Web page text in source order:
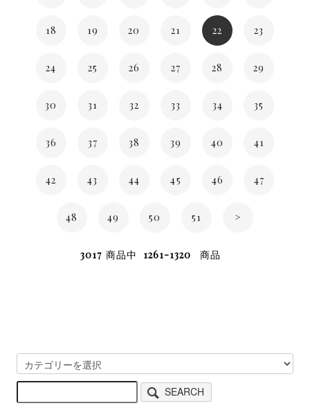
18 19 20 21 22 23
24 25 26 27 28 29
30 31 32 33 34 35
36 37 38 39 40 41
42 43 44 45 46 47
48 49 50 51 >
3017 商品中 1261-1320 商品
SEARCH